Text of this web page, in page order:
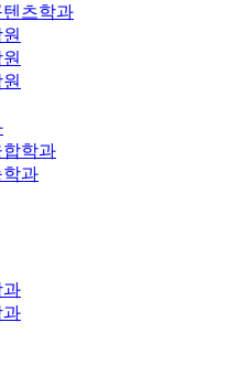
츠학과
학과
학과
과
과